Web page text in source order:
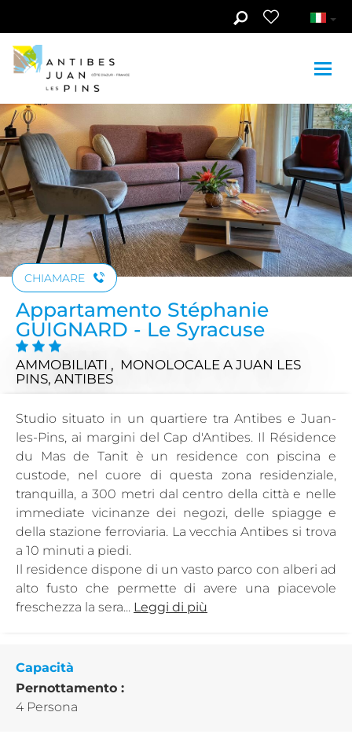
Guarda le foto (5)
CHIAMARE
Appartamento Stéphanie
GUIGNARD - Le Syracuse
AMMOBILIATI , MONOLOCALE A JUAN LES
PINS, ANTIBES
Studio situato in un quartiere tra Antibes e Juan-
les-Pins, ai margini del Cap d'Antibes. Il Résidence
du Mas de Tanit è un residence con piscina e
custode, nel cuore di questa zona residenziale,
tranquilla, a 300 metri dal centro della città e nelle
immediate vicinanze dei negozi, delle spiagge e
della stazione ferroviaria. La vecchia Antibes si trova
a 10 minuti a piedi.
Il residence dispone di un vasto parco con alberi ad
alto fusto che permette di avere una piacevole
freschezza la sera... Leggi di più
Capacità
Pernottamento :
4 Persona